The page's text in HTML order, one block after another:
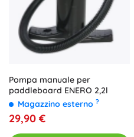
Pompa manuale per
paddleboard ENERO 2,2l
Magazzino esterno ?
29,90 €